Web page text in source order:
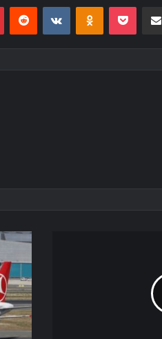
PinterestReddit VKontakteOdnoklassniki
Pocket